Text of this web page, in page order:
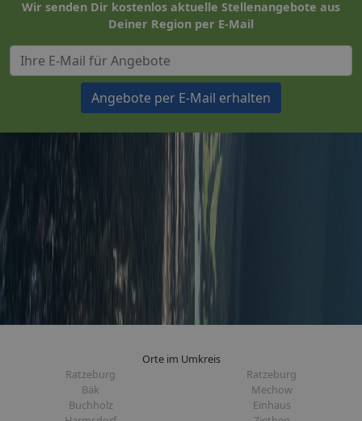
Wir senden Dir kostenlos aktuelle Stellenangebote aus
Deiner Region per E-Mail
Angebote per E-Mail erhalten
Orte im Umkreis
Ratzeburg
Ratzeburg
Bäk
Mechow
Buchholz
Einhaus